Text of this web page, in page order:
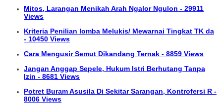
Mitos, Larangan Menikah Arah Ngalor Ngulon - 29911
Views
Kriteria Penilian lomba Melukis/ Mewarnai Tingkat TK da
- 10450 Views
Cara Mengusir Semut Dikandang Ternak - 8859 Views
Jangan Anggap Sepele, Hukum Istri Berhutang Tanpa
Izin - 8681 Views
Potret Buram Asusila Di Sekitar Sarangan, Kontrofersi R -
8006 Views